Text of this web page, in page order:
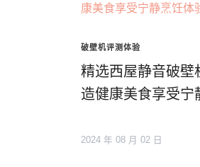
破壁机评测体验
精选西屋静音破壁
造健康美食享受宁
2024 年 08 月 02 日